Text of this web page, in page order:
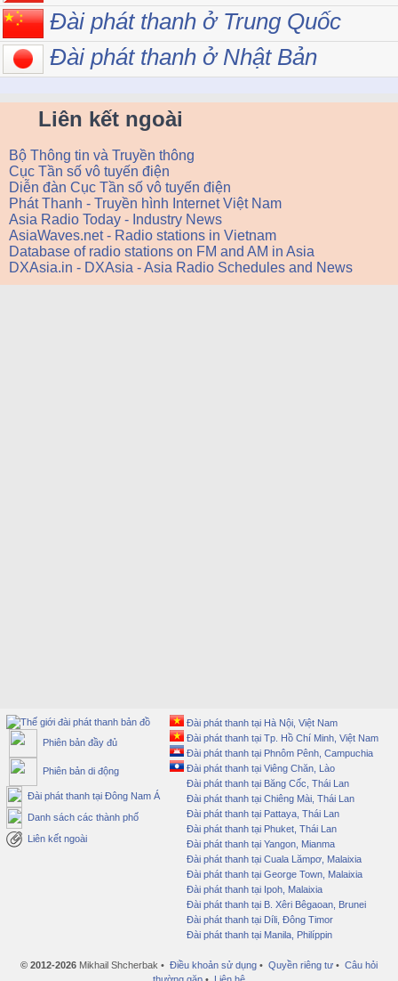
Đài phát thanh ở Trung Quốc
Đài phát thanh ở Nhật Bản
Liên kết ngoài
Bộ Thông tin và Truyền thông
Cục Tần số vô tuyến điện
Diễn đàn Cục Tần số vô tuyến điện
Phát Thanh - Truyền hình Internet Việt Nam
Asia Radio Today - Industry News
AsiaWaves.net - Radio stations in Vietnam
Database of radio stations on FM and AM in Asia
DXAsia.in - DXAsia - Asia Radio Schedules and News
Phiên bản đầy đủ
Phiên bản di động
Đài phát thanh tại Đông Nam Á
Danh sách các thành phố
Liên kết ngoài
Đài phát thanh tại Hà Nội, Việt Nam
Đài phát thanh tại Tp. Hồ Chí Minh, Việt Nam
Đài phát thanh tại Phnôm Pênh, Campuchia
Đài phát thanh tại Viêng Chăn, Lào
Đài phát thanh tại Băng Cốc, Thái Lan
Đài phát thanh tại Chiêng Mài, Thái Lan
Đài phát thanh tại Pattaya, Thái Lan
Đài phát thanh tại Phuket, Thái Lan
Đài phát thanh tại Yangon, Mianma
Đài phát thanh tại Cuala Lămpơ, Malaixia
Đài phát thanh tại George Town, Malaixia
Đài phát thanh tại Ipoh, Malaixia
Đài phát thanh tại B. Xêri Bêgaoan, Brunei
Đài phát thanh tại Díli, Đông Timor
Đài phát thanh tại Manila, Philíppin
© 2012-2026 Mikhail Shcherbak • Điều khoản sử dụng • Quyền riêng tư • Câu hỏi